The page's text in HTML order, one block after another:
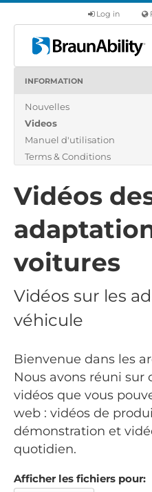
Log in
Produits
Nous
Trouver un
INFORMATION
Nouvelles
Videos
Manuel d'utilisation
Terms & Conditions
Vidéos
voitures
Vidéos sur les
véhicule
Bienvenue dans les
Nous avons réuni sur
vidéos que vous
web : vidéos de
démonstration et
quotidien.
Afficher les fichiers pour: